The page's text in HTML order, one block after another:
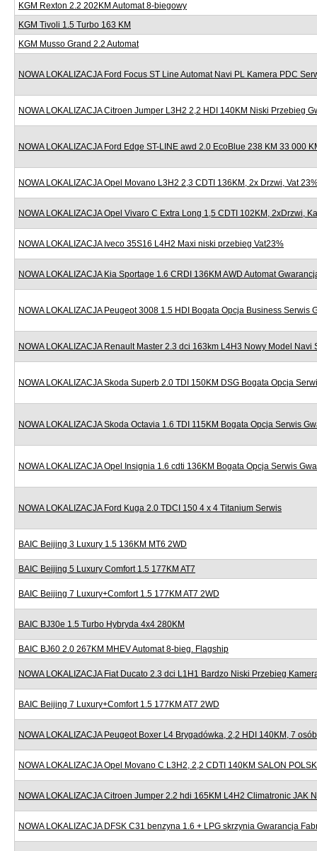
KGM Rexton 2.2 202KM Automat 8-biegowy
KGM Tivoli 1.5 Turbo 163 KM
KGM Musso Grand 2.2 Automat
NOWA LOKALIZACJA Ford Focus ST Line Automat Navi PL Kamera PDC
NOWA LOKALIZACJA Citroen Jumper L3H2 2,2 HDI 140KM Niski Przebieg
NOWA LOKALIZACJA Ford Edge ST-LINE awd 2.0 EcoBlue 238 KM 33 000
NOWA LOKALIZACJA Opel Movano L3H2 2,3 CDTI 136KM, 2x Drzwi, Vat
NOWA LOKALIZACJA Opel Vivaro C Extra Long 1,5 CDTI 102KM, 2xDrzwi,
NOWA LOKALIZACJA Iveco 35S16 L4H2 Maxi niski przebieg Vat23%
NOWA LOKALIZACJA Kia Sportage 1.6 CRDI 136KM AWD Automat
NOWA LOKALIZACJA Peugeot 3008 1.5 HDI Bogata Opcja Business Serwis
NOWA LOKALIZACJA Renault Master 2.3 dci 163km L4H3 Nowy Model Navi
NOWA LOKALIZACJA Skoda Superb 2.0 TDI 150KM DSG Bogata Opcja
NOWA LOKALIZACJA Skoda Octavia 1.6 TDI 115KM Bogata Opcja Serwis
NOWA LOKALIZACJA Opel Insignia 1.6 cdti 136KM Bogata Opcja Serwis
NOWA LOKALIZACJA Ford Kuga 2.0 TDCI 150 4 x 4 Titanium Serwis
BAIC Beijing 3 Luxury 1.5 136KM MT6 2WD
BAIC Beijing 5 Luxury Comfort 1.5 177KM AT7
BAIC Beijing 7 Luxury+Comfort 1.5 177KM AT7 2WD
BAIC BJ30e 1.5 Turbo Hybryda 4x4 280KM
BAIC BJ60 2.0 267KM MHEV Automat 8-bieg. Flagship
NOWA LOKALIZACJA Fiat Ducato 2.3 dci L1H1 Bardzo Niski Przebieg
BAIC Beijing 7 Luxury+Comfort 1.5 177KM AT7 2WD
NOWA LOKALIZACJA Peugeot Boxer L4 Brygadówka, 2,2 HDI 140KM, 7
NOWA LOKALIZACJA Opel Movano C L3H2, 2,2 CDTI 140KM SALON
NOWA LOKALIZACJA Citroen Jumper 2.2 hdi 165KM L4H2 Climatronic JAK
NOWA LOKALIZACJA DFSK C31 benzyna 1.6 + LPG skrzynia Gwarancja